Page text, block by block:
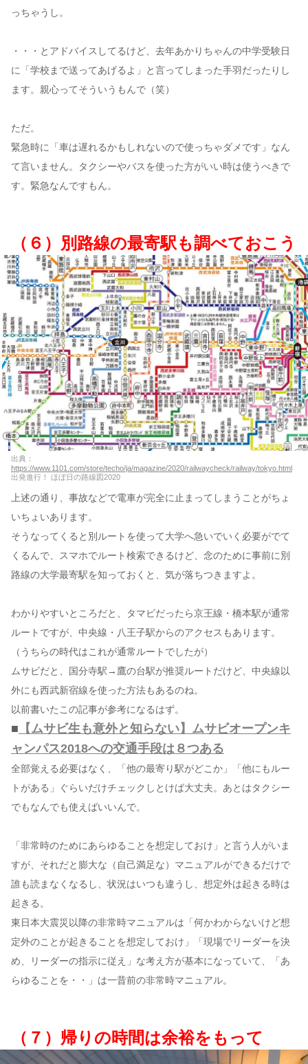
っちゃうし。
・・・とアドバイスしてるけど、去年あかりちゃんの中学受験日
に「学校まで送ってあげるよ」と言ってしまった手羽だったりし
ます。親心ってそういうもんで（笑）
ただ。
緊急時に「車は遅れるかもしれないので使っちゃダメです」なん
て言いません。タクシーやバスを使った方がいい時は使うべきで
す。緊急なんですもん。
（６）別路線の最寄駅も調べておこう
出典：
https://www.1101.com/store/techo/ja/magazine/2020/railwaycheck/railway/tokyo.html
出発進行！ ほぼ日の路線図2020
上述の通り、事故などで電車が完全に止まってしまうことがちょ
いちょいあります。
そうなってくると別ルートを使って大学へ急いでいく必要がでて
くるんで、スマホでルート検索できるけど、念のために事前に別
路線の大学最寄駅を知っておくと、気が落ちつきますよ。
わかりやすいところだと、タマビだったら京王線・橋本駅が通常
ルートですが、中央線・八王子駅からのアクセスもあります。
（うちらの時代はこれが通常ルートでしたが）
ムサビだと、国分寺駅→鷹の台駅が推奨ルートだけど、中央線以
外にも西武新宿線を使った方法もあるのね。
以前書いたこの記事が参考になるはず。
■ 【ムサビ生も意外と知らない】ムサビオープンキ
ャンパス2018への交通手段は８つある
全部覚える必要はなく、「他の最寄り駅がどこか」「他にもルー
トがある」ぐらいだけチェックしとけば大丈夫。あとはタクシー
でもなんでも使えばいいんで。
「非常時のためにあらゆることを想定しておけ」と言う人がいま
すが、それだと膨大な（自己満足な）マニュアルができるだけで
誰も読まなくなるし、状況はいつも違うし、想定外は起きる時は
起きる。
東日本大震災以降の非常時マニュアルは「何かわからないけど想
定外のことが起きることを想定しておけ」「現場でリーダーを決
め、リーダーの指示に従え」な考え方が基本になっていて、「あ
らゆることを・・」は一昔前の非常時マニュアル。
（７）帰りの時間は余裕をもって